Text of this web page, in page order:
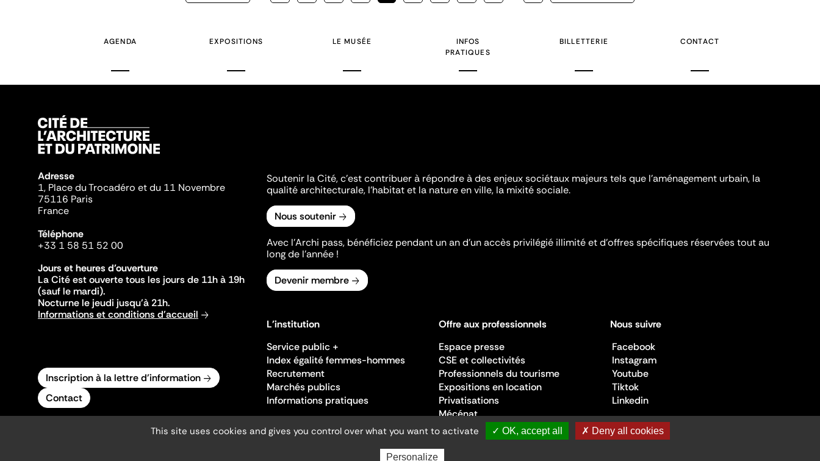
AGENDA EXPOSITIONS LE MUSÉE
INFOS
PRATIQUES
BILLETTERIE CONTACT
Adresse
1, Place du Trocadéro et du 11 Novembre
75116 Paris
France
Téléphone
+33 1 58 51 52 00
Jours et heures d'ouverture
La Cité est ouverte tous les jours de 11h à 19h
(sauf le mardi).
Nocturne le jeudi jusqu'à 21h.
Informations et conditions d'accueil
Inscription à la lettre d'information
Contact
Soutenir la Cité, c'est contribuer à répondre à des enjeux sociétaux majeurs tels que l'aménagement urbain, la
qualité architecturale, l'habitat et la nature en ville, la mixité sociale.
Nous soutenir
Avec l’Archi pass, bénéficiez pendant un an d’un accès privilégié illimité et d’offres spécifiques réservées tout au
long de l’année !
Devenir membre
L'institution
Service public +
Index égalité femmes-hommes
Recrutement
Marchés publics
Informations pratiques
Offre aux professionnels
Espace presse
CSE et collectivités
Professionnels du tourisme
Expositions en location
Privatisations
Mécénat
Nous suivre
Facebook
Instagram
Youtube
Tiktok
Linkedin
This site uses cookies and gives you control over what you want to activate ✓ OK, accept all ✗ Deny all cookies
Personalize